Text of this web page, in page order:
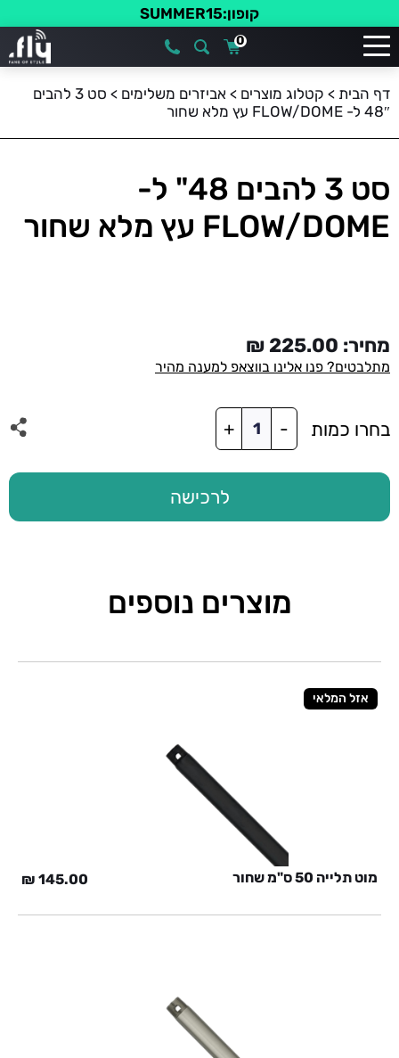
קופון:SUMMER15
0
דף הבית > קטלוג מוצרים > אביזרים משלימים >
סט 3 להבים
48″ ל- FLOW/DOME עץ מלא שחור
סט 3 להבים 48" ל-
FLOW/DOME עץ מלא שחור
מחיר: 225.00
₪
מתלבטים? פנו אלינו בווצאפ למענה מהיר
בחרו כמות -
של
סט
3
ל-
שחור
+
לרכישה
מוצרים נוספים
אזל המלאי
מוט תלייה 50 ס"מ שחור 145.00
₪